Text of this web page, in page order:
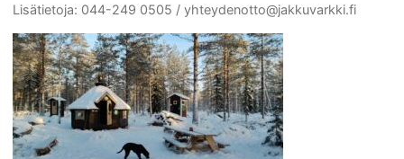
Lisätietoja: 044-249 0505 / yhteydenotto@jakkuvarkki.fi